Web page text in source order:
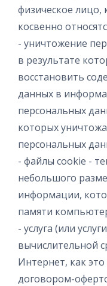
физическое лицо,
косвенно
- уничтожение
в результате
восстановить
данных в
персональных
которых
персональных
- файлы cookie -
небольшого
информации,
памяти
- услуга (или
вычислительной
Интернет, как
договором-